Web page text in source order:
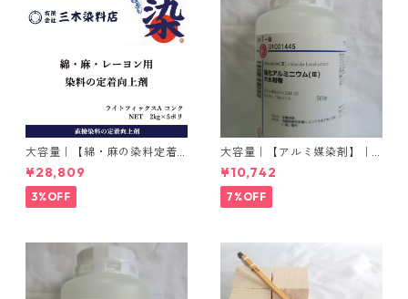
大容量｜【綿・麻の染料定着
向上剤】｜2kg×5本｜ライト
フィックスAコンク
¥28,809
3%OFF
大容量｜【アルミ媒染剤】｜5
00g−3本入り｜塩化アルミニ
ウム
¥10,742
7%OFF